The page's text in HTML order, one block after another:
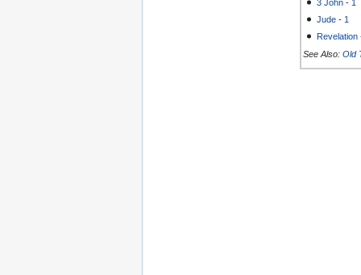
3 John - 1
Jude - 1
Revelation
See Also: Old